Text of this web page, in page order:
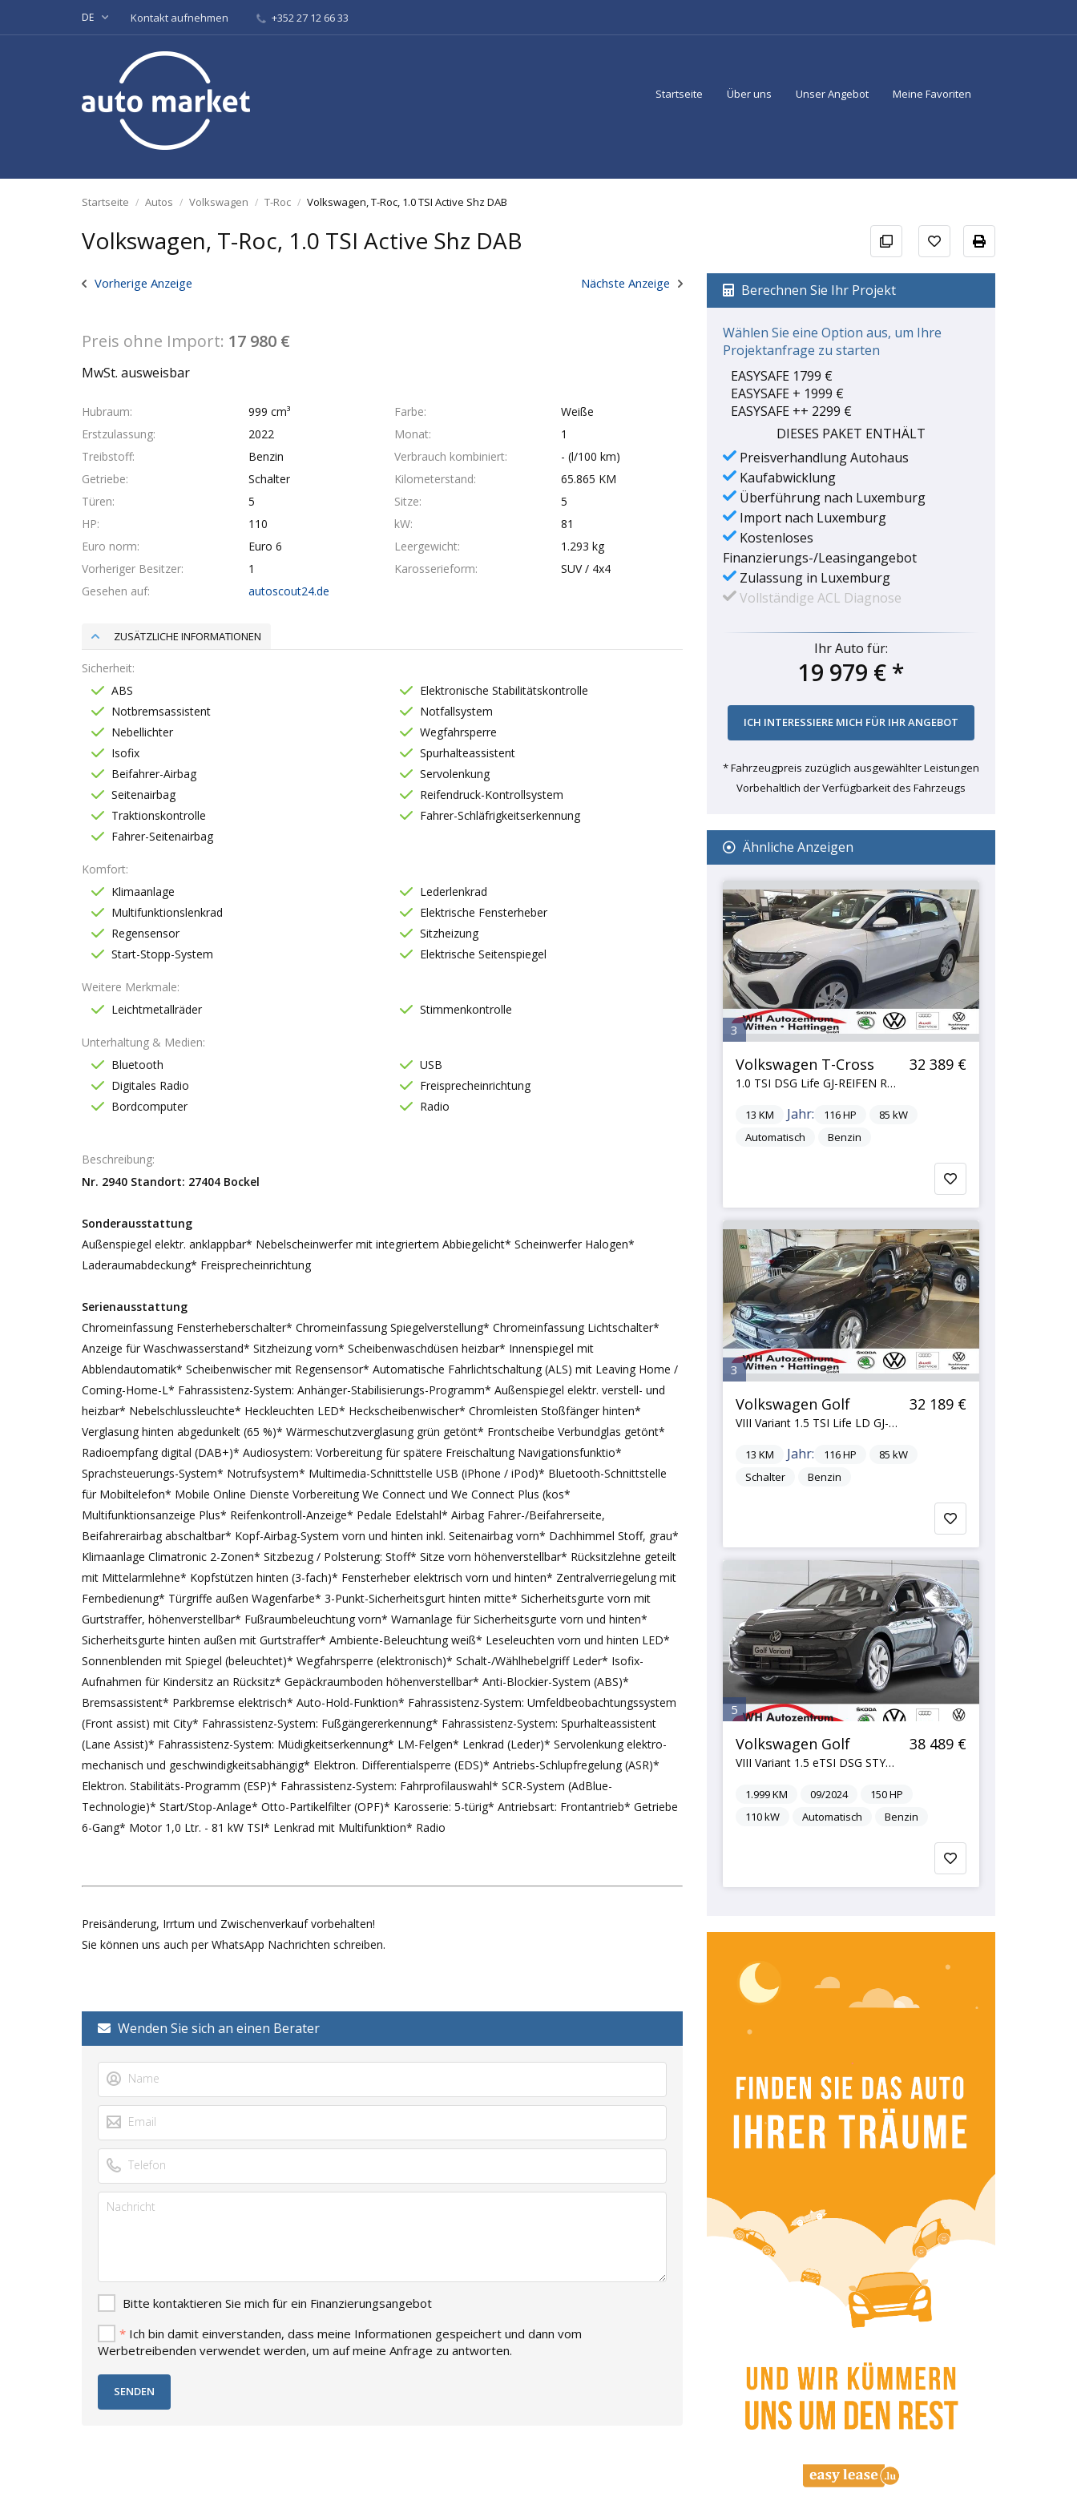
DE Kontakt aufnehmen +352 27 12 66 33
Startseite Über uns Unser Angebot Meine Favoriten
Startseite Autos Volkswagen T-Roc Volkswagen, T-Roc, 1.0 TSI Active Shz DAB
Volkswagen, T-Roc, 1.0 TSI Active Shz DAB
Berechnen Sie Ihr Projekt
Wählen Sie eine Option aus, um Ihre
Projektanfrage zu starten
EASYSAFE 1799 €
EASYSAFE + 1999 €
EASYSAFE ++ 2299 €
DIESES PAKET ENTHÄLT
Preisverhandlung Autohaus
Kaufabwicklung
Überführung nach Luxemburg
Import nach Luxemburg
Kostenloses
Finanzierungs-/Leasingangebot
Zulassung in Luxemburg
Vollständige ACL Diagnose
Ihr Auto für:
19 979 € *
* Fahrzeugpreis zuzüglich ausgewählter Leistungen
Vorbehaltlich der Verfügbarkeit des Fahrzeugs
Ähnliche Anzeigen
3
Volkswagen T-Cross
1.0 TSI DSG Life GJ-REIFEN REARVIEW LED SITZHZG
32 389 €
13 KM Jahr: 116HP 85 kW
Automatisch
Benzin
3
Volkswagen Golf
VIII Variant 1.5 TSI Life LD GJ-REIFEN REARVIEW...
32 189 €
13 KM Jahr: 116HP 85 kW
Schalter
Benzin
5
Volkswagen Golf
VIII Variant 1.5 eTSI DSG STYLE PANORAMA NAVI A...
38 489 €
1.999KM 09/2024 150HP
110kW Automatisch Benzin
Vorherige Anzeige Nächste Anzeige
Preis ohne Import: 17 980 €
MwSt. ausweisbar
Hubraum 999 cm³ Farbe
Weiße
Erstzulassung
2022 Monat
1
Treibstoff
Benzin Verbrauch kombiniert
- (l/100 km)
Getriebe
Schalter Kilometerstand
65.865 KM
Türen
5 Sitze
5
HP
110 kW
81
Euro norm
Euro 6 Leergewicht
1.293 kg
Vorheriger Besitzer
1 Karosserieform
SUV / 4x4
Gesehen auf
autoscout24.de
ZUSÄTZLICHE INFORMATIONEN
Sicherheit
ABS
Elektronische Stabilitätskontrolle
Notbremsassistent
Notfallsystem
Nebellichter
Wegfahrsperre
Isofix
Spurhalteassistent
Beifahrer-Airbag
Servolenkung
Seitenairbag
Reifendruck-Kontrollsystem
Traktionskontrolle
Fahrer-Schläfrigkeitserkennung
Fahrer-Seitenairbag
Komfort
Klimaanlage
Lederlenkrad
Multifunktionslenkrad
Elektrische Fensterheber
Regensensor
Sitzheizung
Start-Stopp-System
Elektrische Seitenspiegel
Weitere Merkmale
Leichtmetallräder
Stimmenkontrolle
Unterhaltung & Medien
Bluetooth
USB
Digitales Radio
Freisprecheinrichtung
Bordcomputer
Radio
Beschreibung
Nr. 2940 Standort: 27404 Bockel
Sonderausstattung
Außenspiegel elektr. anklappbar* Nebelscheinwerfer mit integriertem Abbiegelicht* Scheinwerfer Halogen*
Laderaumabdeckung* Freisprecheinrichtung
Serienausstattung
Chromeinfassung Fensterheberschalter* Chromeinfassung Spiegelverstellung* Chromeinfassung Lichtschalter*
Anzeige für Waschwasserstand* Sitzheizung vorn* Scheibenwaschdüsen heizbar* Innenspiegel mit
Abblendautomatik* Scheibenwischer mit Regensensor* Automatische Fahrlichtschaltung (ALS) mit Leaving Home /
Coming-Home-L* Fahrassistenz-System: Anhänger-Stabilisierungs-Programm* Außenspiegel elektr. verstell- und
heizbar* Nebelschlussleuchte* Heckleuchten LED* Heckscheibenwischer* Chromleisten Stoßfänger hinten*
Verglasung hinten abgedunkelt (65 %)* Wärmeschutzverglasung grün getönt* Frontscheibe Verbundglas getönt*
Radioempfang digital (DAB+)* Audiosystem: Vorbereitung für spätere Freischaltung Navigationsfunktio*
Sprachsteuerungs-System* Notrufsystem* Multimedia-Schnittstelle USB (iPhone / iPod)* Bluetooth-Schnittstelle
für Mobiltelefon* Mobile Online Dienste Vorbereitung We Connect und We Connect Plus (kos*
Multifunktionsanzeige Plus* Reifenkontroll-Anzeige* Pedale Edelstahl* Airbag Fahrer-/Beifahrerseite,
Beifahrerairbag abschaltbar* Kopf-Airbag-System vorn und hinten inkl. Seitenairbag vorn* Dachhimmel Stoff, grau*
Klimaanlage Climatronic 2-Zonen* Sitzbezug / Polsterung: Stoff* Sitze vorn höhenverstellbar* Rücksitzlehne geteilt
mit Mittelarmlehne* Kopfstützen hinten (3-fach)* Fensterheber elektrisch vorn und hinten* Zentralverriegelung mit
Fernbedienung* Türgriffe außen Wagenfarbe* 3-Punkt-Sicherheitsgurt hinten mitte* Sicherheitsgurte vorn mit
Gurtstraffer, höhenverstellbar* Fußraumbeleuchtung vorn* Warnanlage für Sicherheitsgurte vorn und hinten*
Sicherheitsgurte hinten außen mit Gurtstraffer* Ambiente-Beleuchtung weiß* Leseleuchten vorn und hinten LED*
Sonnenblenden mit Spiegel (beleuchtet)* Wegfahrsperre (elektronisch)* Schalt-/Wählhebelgriff Leder* Isofix-
Aufnahmen für Kindersitz an Rücksitz* Gepäckraumboden höhenverstellbar* Anti-Blockier-System (ABS)*
Bremsassistent* Parkbremse elektrisch* Auto-Hold-Funktion* Fahrassistenz-System: Umfeldbeobachtungssystem
(Front assist) mit City* Fahrassistenz-System: Fußgängererkennung* Fahrassistenz-System: Spurhalteassistent
(Lane Assist)* Fahrassistenz-System: Müdigkeitserkennung* LM-Felgen* Lenkrad (Leder)* Servolenkung elektro-
mechanisch und geschwindigkeitsabhängig* Elektron. Differentialsperre (EDS)* Antriebs-Schlupfregelung (ASR)*
Elektron. Stabilitäts-Programm (ESP)* Fahrassistenz-System: Fahrprofilauswahl* SCR-System (AdBlue-
Technologie)* Start/Stop-Anlage* Otto-Partikelfilter (OPF)* Karosserie: 5-türig* Antriebsart: Frontantrieb* Getriebe
6-Gang* Motor 1,0 Ltr. - 81 kW TSI* Lenkrad mit Multifunktion* Radio
Preisänderung, Irrtum und Zwischenverkauf vorbehalten!
Sie können uns auch per WhatsApp Nachrichten schreiben.
Wenden Sie sich an einen Berater
Bitte kontaktieren Sie mich für ein Finanzierungsangebot
* Ich bin damit einverstanden, dass meine Informationen gespeichert und dann vom
Werbetreibenden verwendet werden, um auf meine Anfrage zu antworten.